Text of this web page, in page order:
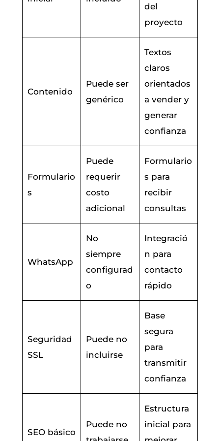
del
proyecto
Contenido
Puede ser
genérico
Textos
claros
orientados
a vender y
generar
confianza
Formulario
s
Puede
requerir
costo
adicional
Formulario
s para
recibir
consultas
WhatsApp
No
siempre
configurad
o
Integració
n para
contacto
rápido
Seguridad
SSL
Puede no
incluirse
Base
segura
para
transmitir
confianza
SEO básico
Puede no
Estructura
inicial para